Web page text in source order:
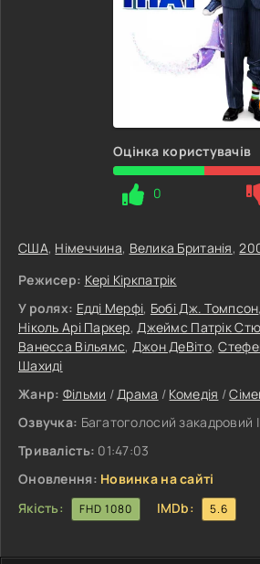
Оцінка користувачів
0
США, Німеччина, Велика Британія,
Режисер: Кері Кіркпатрік
У ролях: Едді Мерфі, Бобі Дж. Томпсон,
Ніколь Арі Паркер,Джеймс Патрік
Ванесса Вільямс, Джон ДеВіто,
Шахиді
Жанр: Фільми /Драма / Комедія /
Озвучка: Багатоголосий закадровий
Тривалість: 01:47:03
Оновлення: Новинка на сайті
Якість:
FHD 1080 IMDb: 5.6